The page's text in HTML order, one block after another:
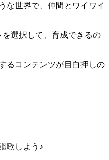
な世界で、仲間とワイワイ
を選択して、育成できるの
るコンテンツが目白押しの
歌しよう♪